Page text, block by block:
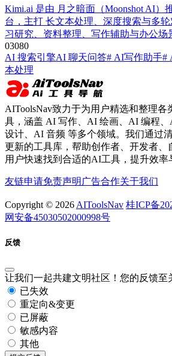
Kimi.ai 是由 月之暗面（Moonshot AI）
台，主打 长文本处理、深度搜索与多
习研究、资料整理、写作辅助与办公场
03080
AI 搜索引擎AI 聊天问答# AI写作助手#
本处理
AIToolsNav致力于为用户精选和整理各
具，涵盖 AI 写作、AI 绘画、AI 编程
设计、AI 音频 等多个领域。我们通过
更新的工具库，帮助创作者、开发者、
用户快速找到合适的AI工具，提升效率
友链申请免责声明 广告合作关于我们
Copyright © 2026 AIToolsNav 桂ICP备
网安备45030502000998号
反馈
让我们一起共建文明社区！您的反馈至
已失效
重定向&变更
已屏蔽
敏感内容
其他